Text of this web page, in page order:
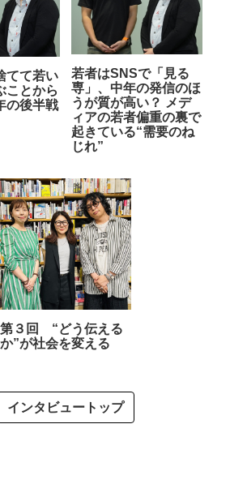
てて若い
ことから
の後半戦
若者はSNSで「見る
専」、中年の発信のほ
うが質が高い？ メデ
ィアの若者偏重の裏で
起きている“需要のね
じれ”
第３回 “どう伝える
か”が社会を変える
インタビュートップ